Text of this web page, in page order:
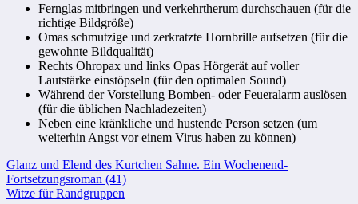
Fernglas mitbringen und verkehrtherum durchschauen (für die
richtige Bildgröße)
Omas schmutzige und zerkratzte Hornbrille aufsetzen (für die
gewohnte Bildqualität)
Rechts Ohropax und links Opas Hörgerät auf voller
Lautstärke einstöpseln (für den optimalen Sound)
Während der Vorstellung Bomben- oder Feueralarm auslösen
(für die üblichen Nachladezeiten)
Neben eine kränkliche und hustende Person setzen (um
weiterhin Angst vor einem Virus haben zu können)
Beitragsnavigation
Glanz und Elend des Kurtchen Sahne. Ein Wochenend-
Fortsetzungsroman (41)
Witze für Randgruppen